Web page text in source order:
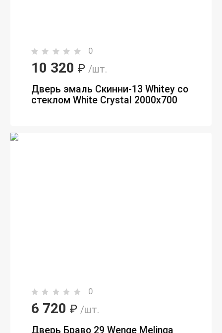
0
10 320 ₽ /шт.
Дверь эмаль Скинни-13 Whitey со
стеклом White Сrystal 2000х700
0
6 720 ₽ /шт.
Дверь Браво 29 Wenge Melinga